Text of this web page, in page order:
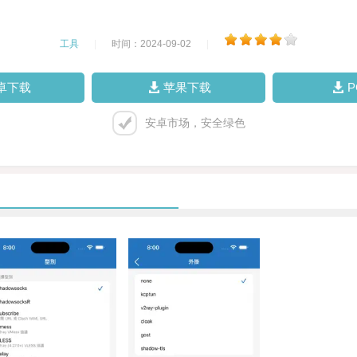
工具 时间：2024-09-02
下载 苹果下载
安卓市场，安全绿色